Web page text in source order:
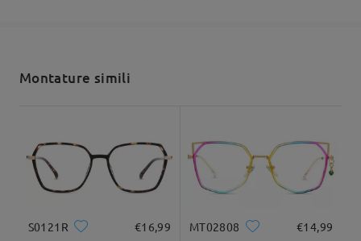
Forma di viso:
Quadrato e rotondo 20cm/7.8pollici
Larghezza di viso:
22cm/8.6pollici
Consegnato
Montature simili
S0121R €16,99 MT02808 €14,99